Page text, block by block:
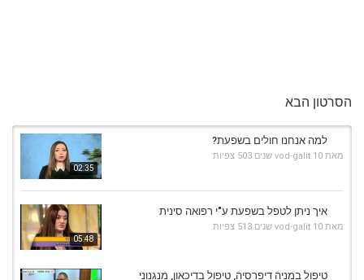
הסרטון הבא
02:35
למה אנחנו חולים בשפעת?
מאת vod-galit 10 שנים 503 צפיות
05:48
איך ניתן לטפל בשפעת ע"י רפואה סינית
מאת vod-galit 10 שנים 513 צפיות
טיפול במניה דיפרסיה, טיפול בדיכאון, מנגנוני